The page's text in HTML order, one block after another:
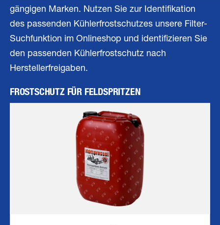
gängigen Marken. Nutzen Sie zur Identifikation
des passenden Kühlerfrostschutzes unsere Filter-
Suchfunktion im Onlineshop und identifizieren Sie
den passenden Kühlerfrostschutz nach
Herstellerfreigaben.
FROSTSCHUTZ FÜR FELDSPRITZEN